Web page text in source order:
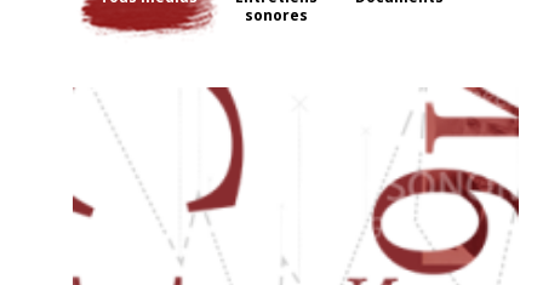
autorités pour les convaincre. Ils racontent leur vie, à leur manière; ils
espèrent attirer la pitié, ils expriment leur colère.
sonores